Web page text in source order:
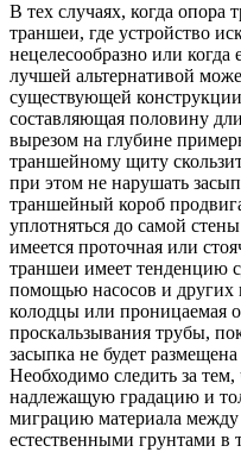
В тех случаях, когда опора
траншеи, где устройство
нецелесообразно или
лучшей альтернативой
существующей
составляющая половину
вырезом на глубине
траншейному щиту
при этом не нарушать
траншейный короб
уплотняться до самой
имеется проточная или
траншеи имеет тенденцию
помощью насосов и других
колодцы или проницаемая
проскальзывания трубы,
засыпка не будет
Необходимо следить за
надлежащую градацию и
миграцию материала
естественными грунтами